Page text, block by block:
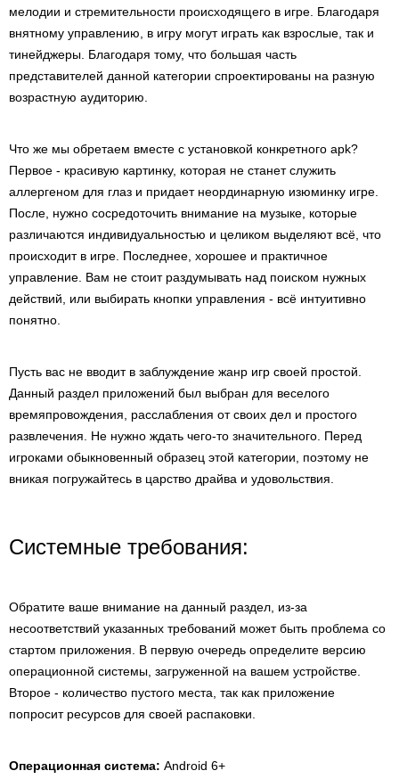
мелодии и стремительности происходящего в игре. Благодаря
внятному управлению, в игру могут играть как взрослые, так и
тинейджеры. Благодаря тому, что большая часть
представителей данной категории спроектированы на разную
возрастную аудиторию.
Что же мы обретаем вместе с установкой конкретного apk?
Первое - красивую картинку, которая не станет служить
аллергеном для глаз и придает неординарную изюминку игре.
После, нужно сосредоточить внимание на музыке, которые
различаются индивидуальностью и целиком выделяют всё, что
происходит в игре. Последнее, хорошее и практичное
управление. Вам не стоит раздумывать над поиском нужных
действий, или выбирать кнопки управления - всё интуитивно
понятно.
Пусть вас не вводит в заблуждение жанр игр своей простой.
Данный раздел приложений был выбран для веселого
времяпровождения, расслабления от своих дел и простого
развлечения. Не нужно ждать чего-то значительного. Перед
игроками обыкновенный образец этой категории, поэтому не
вникая погружайтесь в царство драйва и удовольствия.
Системные требования:
Обратите ваше внимание на данный раздел, из-за
несоответствий указанных требований может быть проблема со
стартом приложения. В первую очередь определите версию
операционной системы, загруженной на вашем устройстве.
Второе - количество пустого места, так как приложение
попросит ресурсов для своей распаковки.
Операционная система: Android 6+